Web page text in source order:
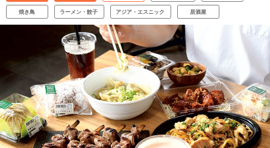
焼き鳥 ラーメン・餃子 アジア・エスニック 居酒屋